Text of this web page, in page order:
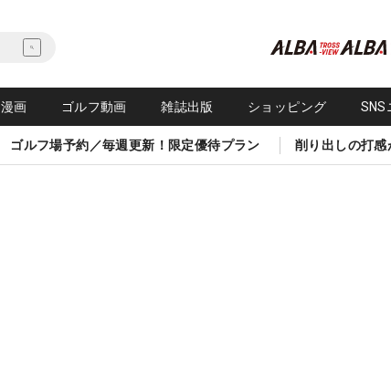
漫画 ゴルフ動画 雑誌出版 ショッピング SNS
ゴルフ場予約／毎週更新！限定優待プラン 削り出しの打